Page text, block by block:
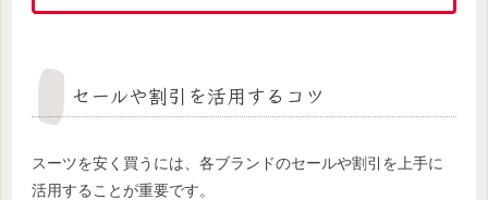
セールや割引を活用するコツ
スーツを安く買うには、各ブランドのセールや割引を上手に
活用することが重要です。